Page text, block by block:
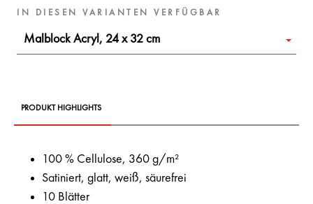
IN DIESEN VARIANTEN VERFÜGBAR
Malblock Acryl, 24 x 32 cm
PRODUKT HIGHLIGHTS
100 % Cellulose, 360 g/m²
Satiniert, glatt, weiß, säurefrei
10 Blätter